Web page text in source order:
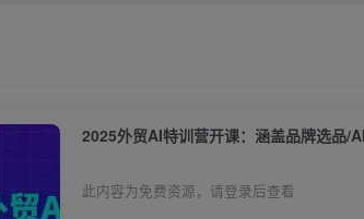
此内容为免费资源，请登录后查看